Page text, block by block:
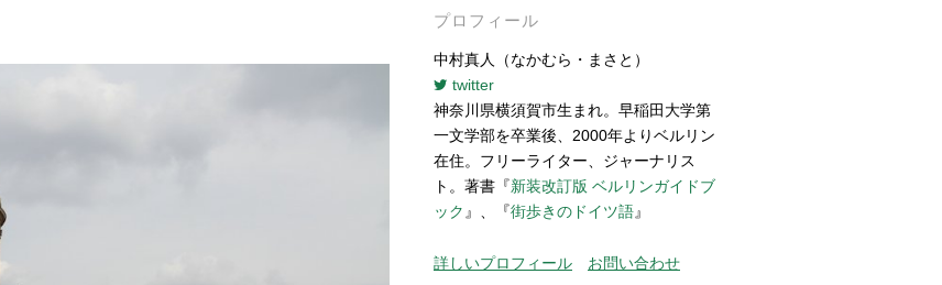
プロフィール
中村真人（なかむら・まさと）
twitter
神奈川県横須賀市生まれ。早稲田大学第
一文学部を卒業後、2000年よりベルリン
在住。フリーライター、ジャーナリス
ト。著書『新装改訂版 ベルリンガイドブ
ック 』、『街歩きのドイツ語』
詳しいプロフィール お問い合わせ